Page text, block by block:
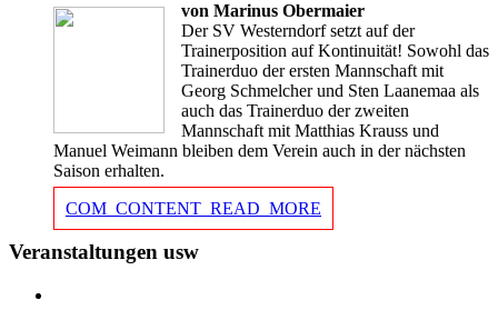
von Marinus Obermaier
Der SV Westerndorf setzt auf der
Trainerposition auf Kontinuität! Sowohl das
Trainerduo der ersten Mannschaft mit
Georg Schmelcher und Sten Laanemaa als
auch das Trainerduo der zweiten
Mannschaft mit Matthias Krauss und
Manuel Weimann bleiben dem Verein auch in der nächsten
Saison erhalten.
COM_CONTENT_READ_MORE
Veranstaltungen usw